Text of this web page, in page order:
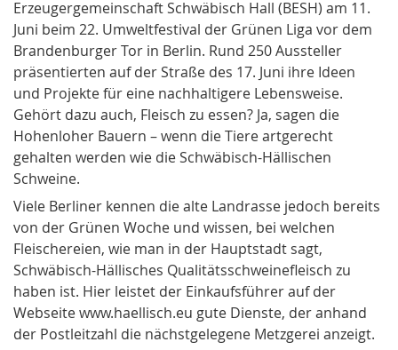
Erzeugergemeinschaft Schwäbisch Hall (BESH) am 11.
Juni beim 22. Umweltfestival der Grünen Liga vor dem
Brandenburger Tor in Berlin. Rund 250 Aussteller
präsentierten auf der Straße des 17. Juni ihre Ideen
und Projekte für eine nachhaltigere Lebensweise.
Gehört dazu auch, Fleisch zu essen? Ja, sagen die
Hohenloher Bauern – wenn die Tiere artgerecht
gehalten werden wie die Schwäbisch-Hällischen
Schweine.
Viele Berliner kennen die alte Landrasse jedoch bereits
von der Grünen Woche und wissen, bei welchen
Fleischereien, wie man in der Hauptstadt sagt,
Schwäbisch-Hällisches Qualitätsschweinefleisch zu
haben ist. Hier leistet der Einkaufsführer auf der
Webseite www.haellisch.eu gute Dienste, der anhand
der Postleitzahl die nächstgelegene Metzgerei anzeigt.